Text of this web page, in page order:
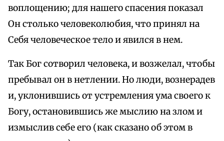
воплощению; для нашего спасения показал
Он столько человеколюбия, что принял на
Себя человеческое тело и явился в нем.
Так Бог сотворил человека, и возжелал, чтобы
пребывал он в нетлении. Но люди, вознерадев
и, уклонившись от устремления ума своего к
Богу, остановившись же мыслию на злом и
измыслив себе его (как сказано об этом в